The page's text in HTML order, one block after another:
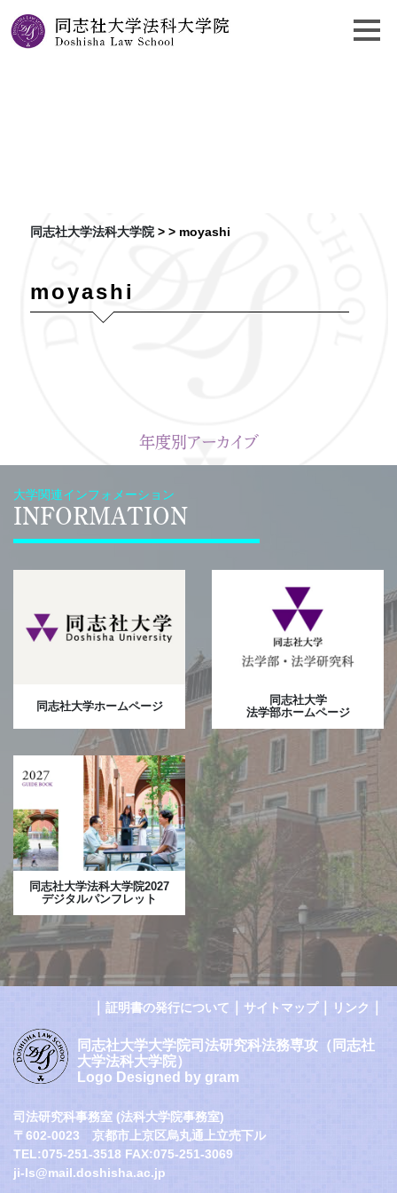
同志社大学法科大学院> > moyashi
moyashi
年度別アーカイブ
大学関連インフォメーション
INFORMATION
同志社大学ホームページ
同志社大学
法学部ホームページ
同志社大学法科大学院2027
デジタルパンフレット
証明書の発行について サイトマップ｜ リンク
同志社大学大学院司法研究科法務専攻（同志社
大学法科大学院）
Logo Designed by gram
司法研究科事務室 (法科大学院事務室)
〒602-0023 京都市上京区烏丸通上立売下ル
TEL:075-251-3518 FAX:075-251-3069
ji-ls@mail.doshisha.ac.jp